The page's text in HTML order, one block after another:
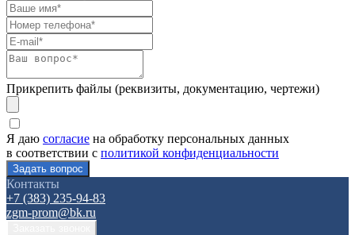
Прикрепить файлы (реквизиты, документацию, чертежи)
Я даю согласие на обработку персональных данных
в соответствии с политикой конфиденциальности
Контакты
+7 (383) 235-94-83
zgm-prom@bk.ru